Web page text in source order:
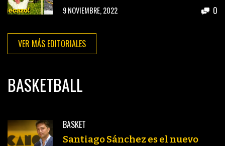
9 NOVIEMBRE, 2022 0
VER MÁS EDITORIALES
BASKETBALL
BASKET
Santiago Sánchez es el nuevo